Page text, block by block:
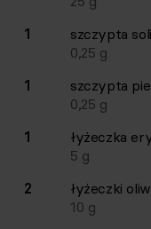
1
szczypta soli
0,25 g
1
szczypta
0,25 g
1
łyżeczka
5 g
2
łyżeczki
10 g